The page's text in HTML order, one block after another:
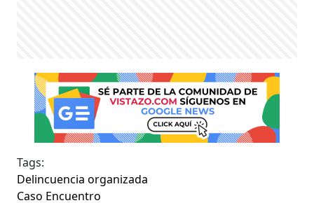
Tags:
Delincuencia organizada
Caso Encuentro